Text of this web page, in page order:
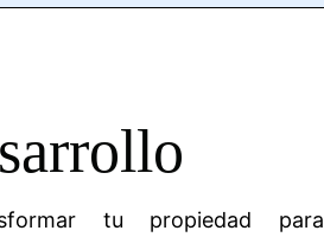
tu propiedad para